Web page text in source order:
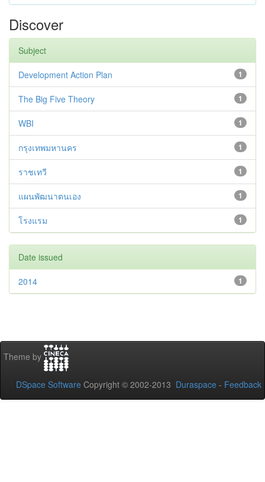
Discover
Subject
1
Development Action Plan
1
The Big Five Theory
1
WBI
1
กรุงเทพมหานคร
1
ราชเทวี
1
แผนพัฒนาตนเอง
1
โรงแรม
Date issued
1
2014
Theme by
DSpace Software Copyright © 2002-2013 Duraspace - Feedback